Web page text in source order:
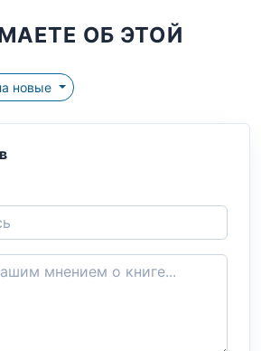
ОБ ЭТОЙ
новые